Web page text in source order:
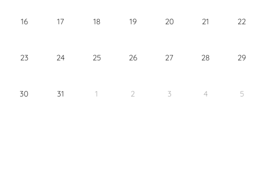
16 17 18 19 20 21 22
23 24 25 26 27 28 29
30 31 1 2 3 4 5